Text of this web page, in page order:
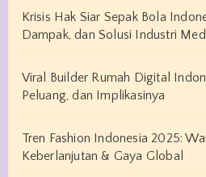
Krisis Hak Siar Sepak Bola
Dampak, dan Solusi Industri
Viral Builder Rumah Digital
Peluang, dan Implikasinya
Tren Fashion Indonesia 2025:
Keberlanjutan & Gaya Global